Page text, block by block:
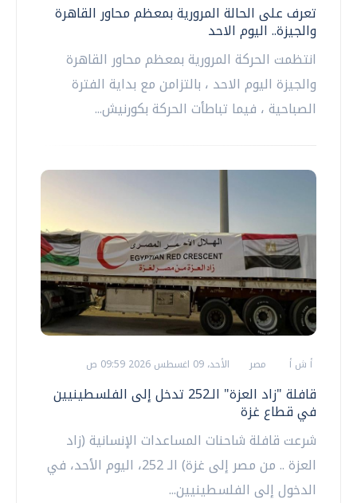
تعرف على الحالة المرورية بمعظم محاور القاهرة
والجيزة.. اليوم الاحد
انتظمت الحركة المرورية بمعظم محاور القاهرة
والجيزة اليوم الاحد ، بالتزامن مع بداية الفترة
الصباحية ، فيما تباطأت الحركة بكورنيش...
أ ش أ مصر الأحد، 09 اغسطس 2026 09:59 ص
قافلة "زاد العزة" الـ252 تدخل إلى الفلسطينيين
في قطاع غزة
شرعت قافلة شاحنات المساعدات الإنسانية (زاد
العزة .. من مصر إلى غزة) الـ 252، اليوم الأحد، في
الدخول إلى الفلسطينيين...